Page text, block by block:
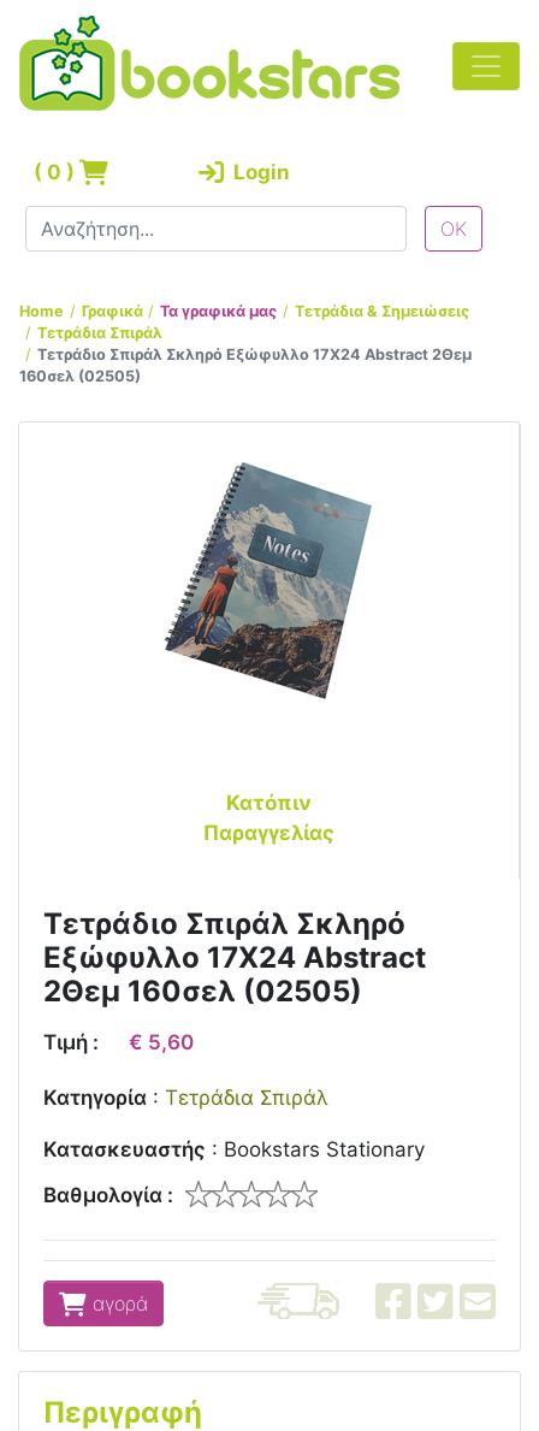
( 0 ) Login
Home Γραφικά Τα γραφικά μας
Τετράδια & Σημειώσεις
Τετράδια Σπιράλ
Τετράδιο Σπιράλ Σκληρό Εξώφυλλο 17Χ24 Abstract 2Θεμ
160σελ (02505)
Κατόπιν
Παραγγελίας
Τετράδιο Σπιράλ Σκληρό
Εξώφυλλο 17Χ24 Abstract
2Θεμ 160σελ (02505)
Τιμή : € 5,60
Κατηγορία : Τετράδια Σπιράλ
Κατασκευαστής : Bookstars Stationary
Βαθμολογία :
αγορά
Περιγραφή